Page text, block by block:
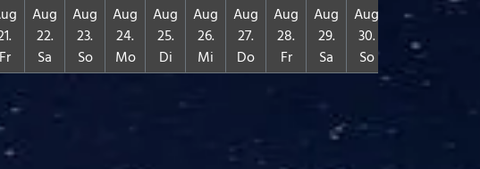
Fr
Aug
22.
Sa
Aug
23.
So
Aug
24.
Mo
Aug
25.
Di
Aug
26.
Mi
Aug
27.
Do
Aug
28.
Fr
Aug
29.
Sa
Aug
30.
So
Aug
31.
Mo